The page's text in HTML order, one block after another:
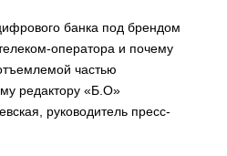
банка под брендом
оператора и почему
частью
редактору «Б.О»
руководитель пресс-